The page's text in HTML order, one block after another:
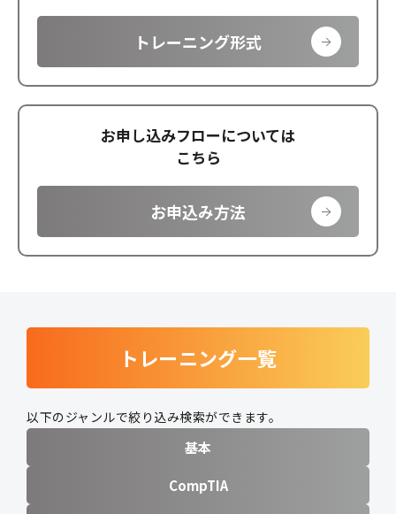
トレーニング形式
お申し込みフローについては
こちら
お申込み方法
トレーニング一覧
以下のジャンルで絞り込み検索ができます。
基本
CompTIA